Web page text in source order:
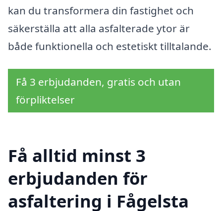
kan du transformera din fastighet och
säkerställa att alla asfalterade ytor är
både funktionella och estetiskt tilltalande.
Få 3 erbjudanden, gratis och utan
förpliktelser
Få alltid minst 3
erbjudanden för
asfaltering i Fågelsta